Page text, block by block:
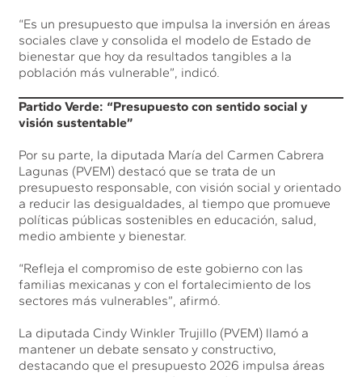
“Es un presupuesto que impulsa la inversión en áreas
sociales clave y consolida el modelo de Estado de
bienestar que hoy da resultados tangibles a la
población más vulnerable”, indicó.
Partido Verde: “Presupuesto con sentido social y
visión sustentable”
Por su parte, la diputada María del Carmen Cabrera
Lagunas (PVEM) destacó que se trata de un
presupuesto responsable, con visión social y orientado
a reducir las desigualdades, al tiempo que promueve
políticas públicas sostenibles en educación, salud,
medio ambiente y bienestar.
“Refleja el compromiso de este gobierno con las
familias mexicanas y con el fortalecimiento de los
sectores más vulnerables”, afirmó.
La diputada Cindy Winkler Trujillo (PVEM) llamó a
mantener un debate sensato y constructivo,
destacando que el presupuesto 2026 impulsa áreas